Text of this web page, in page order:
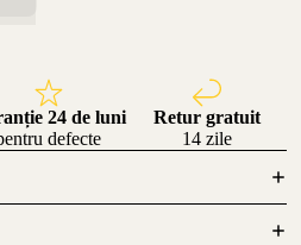
24 de luni
defecte
Retur gratuit
14 zile